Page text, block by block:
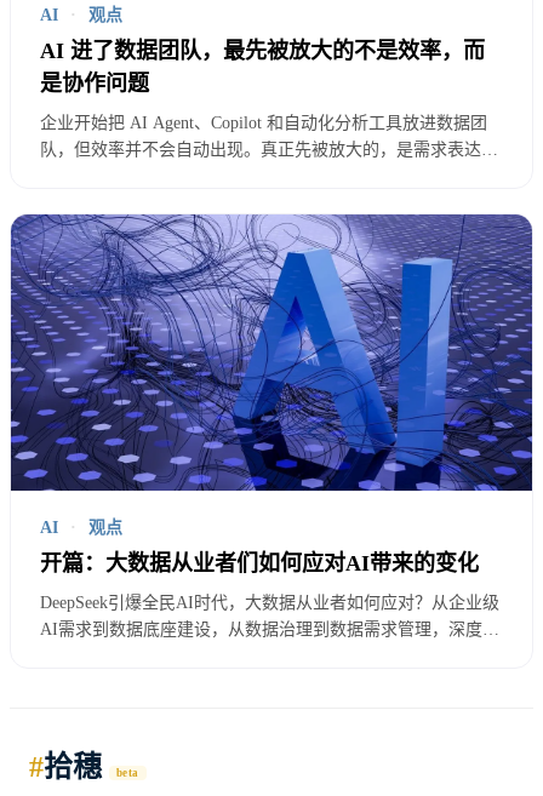
AI · 观点
AI 进了数据团队，最先被放大的不是效率，而
是协作问题
企业开始把 AI Agent、Copilot 和自动化分析工具放进数据团
队，但效率并不会自动出现。真正先被放大的，是需求表达、
AI · 观点
开篇：大数据从业者们如何应对AI带来的变化
DeepSeek引爆全民AI时代，大数据从业者如何应对？从企业级
AI需求到数据底座建设，从数据治理到数据需求管理，深度解
#拾穗 beta